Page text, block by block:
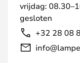
vrijdag:
gesloten
+32 28 08